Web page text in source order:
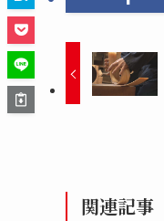
関連記事